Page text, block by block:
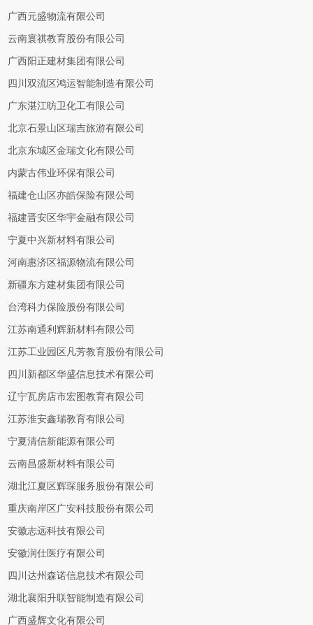
广西元盛物流有限公司
云南寰祺教育股份有限公司
广西阳正建材集团有限公司
四川双流区鸿运智能制造有限公司
广东湛江昉卫化工有限公司
北京石景山区瑞吉旅游有限公司
北京东城区金瑞文化有限公司
内蒙古伟业环保有限公司
福建仓山区亦皓保险有限公司
福建晋安区华宇金融有限公司
宁夏中兴新材料有限公司
河南惠济区福源物流有限公司
新疆东方建材集团有限公司
台湾科力保险股份有限公司
江苏南通利辉新材料有限公司
江苏工业园区凡芳教育股份有限公司
四川新都区华盛信息技术有限公司
辽宁瓦房店市宏图教育有限公司
江苏淮安鑫瑞教育有限公司
宁夏清信新能源有限公司
云南昌盛新材料有限公司
湖北江夏区辉琛服务股份有限公司
重庆南岸区广安科技股份有限公司
安徽志远科技有限公司
安徽润仕医疗有限公司
四川达州森诺信息技术有限公司
湖北襄阳升联智能制造有限公司
广西盛辉文化有限公司